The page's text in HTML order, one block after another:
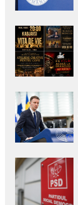
Adaugă
aici textul
pentru
subtitlu
Adaugă
aici textul
pentru
subtitlu
Adaugă
aici textul
pentru
subtitlu